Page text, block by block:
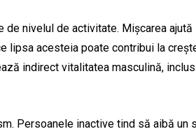
nivelul de activitate. Mișcarea ajută
lipsa acesteia poate contribui la
indirect vitalitatea masculină,
Persoanele inactive tind să aibă un